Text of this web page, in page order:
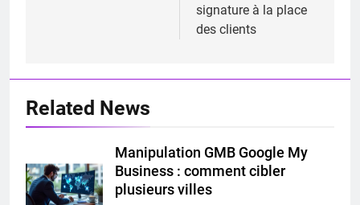
signature à la place
des clients
Related News
Manipulation GMB Google My
Business : comment cibler
plusieurs villes